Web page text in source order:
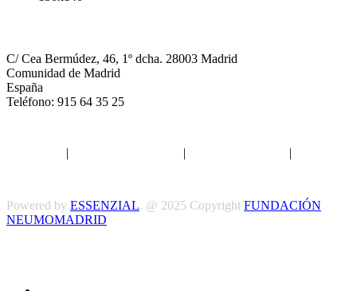
C/ Cea Bermúdez, 46, 1º dcha. 28003 Madrid
Comunidad de Madrid
España
Teléfono: 915 64 35 25
| | |
Powered by ESSENZIAL. @ 2025 Copyright FUNDACIÓN
NEUMOMADRID